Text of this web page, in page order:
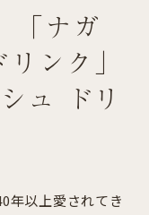
「ナガ
ンク」
ュ ドリ
年以上愛されてき